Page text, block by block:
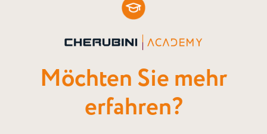
Möchten Sie mehr
erfahren?